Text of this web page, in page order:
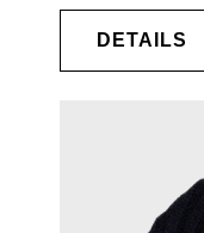
DETAILS